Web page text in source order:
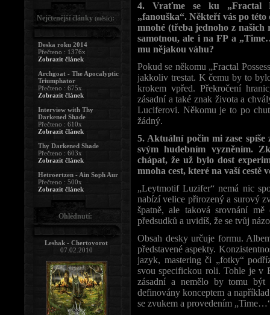
4. Vraťme se ku „Fractal
„fanouška“. Někteří vás po
mnohé (třeba jednoho z
samotnou, ale i na FP a
mu nějakou váhu?
Pokud se někomu „Fractal
jakkoliv trestat. K čemu by to
krokem vpřed. Překročení
zásadní a také znak života a
Luciferovi. Někomu je to po
žádný.
5. Aktuální počin mi zase
svým hudebním vyzněním.
chápat, že už bylo dost
mnoha cest, které na vaší cestě
„Leytmotif Luzifer“ nemá nic
nabízí velice přirozený a surový
špatně, ale taková srovnání
předsudků a uvidíš, že se tvůj
Obsah desky určuje formu.
představené aspekty.
jazyk, mastering či „fotky“
svou specifickou roli. Tohle je v
zásadní a nemělo by tomu
definovány konceptem a
se zvukem a provedením
Nejčtenější články (měsíc):
Deska roku 2014
Přečteno : 1376x
Zobrazit článek
Archgoat - The Apocalyptic
Triumphator
Přečteno : 675x
Zobrazit článek
Interview with Thy
Darkened Shade
Přečteno : 610x
Zobrazit článek
Thy Darkened Shade
Přečteno : 603x
Zobrazit článek
Hetroertzen - Ain Soph Aur
Přečteno : 500x
Zobrazit článek
Ohlédnutí:
Leshak - Chertovorot
07.02.2010